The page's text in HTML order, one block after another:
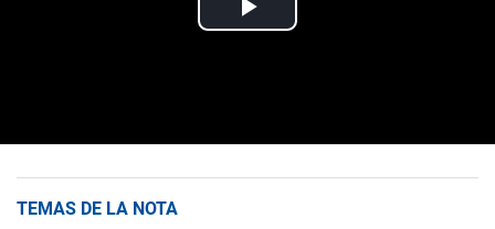
TEMAS DE LA NOTA